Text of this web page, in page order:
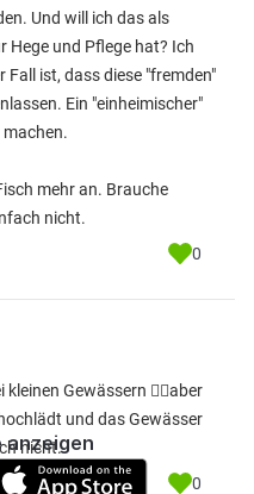
Und will ich das als
Hege und Pflege hat? Ich
ist, dass diese "fremden"
Ein "einheimischer"
mehr an. Brauche
nicht.
0
Gewässern 👍🏽aber
und das Gewässer
nicht.
0
anzeigen